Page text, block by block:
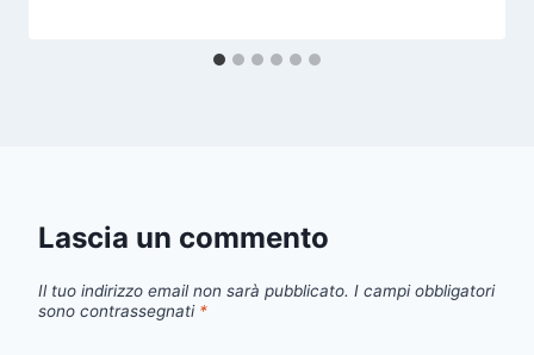
Lascia un commento
Il tuo indirizzo email non sarà pubblicato. I campi obbligatori
sono contrassegnati *